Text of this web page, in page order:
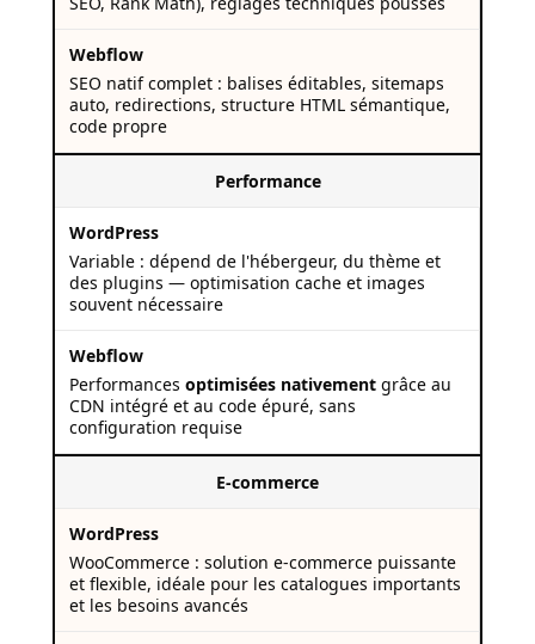
SEO natif complet : balises éditables, sitemaps
auto, redirections, structure HTML sémantique,
code propre
Performance
Variable : dépend de l'hébergeur, du thème et
des plugins — optimisation cache et images
souvent nécessaire
Performancesoptimisées nativement grâce au
CDN intégré et au code épuré, sans
configuration requise
E-commerce
WooCommerce : solution e-commerce puissante
et flexible, idéale pour les catalogues importants
et les besoins avancés